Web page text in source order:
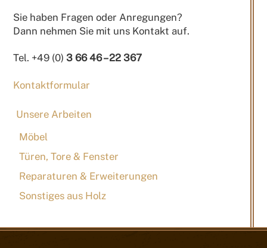
Sie haben Fragen oder Anregungen?
Dann nehmen Sie mit uns Kontakt auf.
Tel. +49 (0)3 66 46 – 22 367
Kontaktformular
Unsere Arbeiten
Möbel
Türen, Tore & Fenster
Reparaturen & Erweiterungen
Sonstiges aus Holz